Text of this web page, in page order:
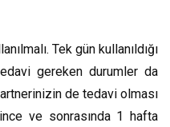
Tek gün kullanıldığı
gereken durumler da
de tedavi olması
ve sonrasında 1 hafta